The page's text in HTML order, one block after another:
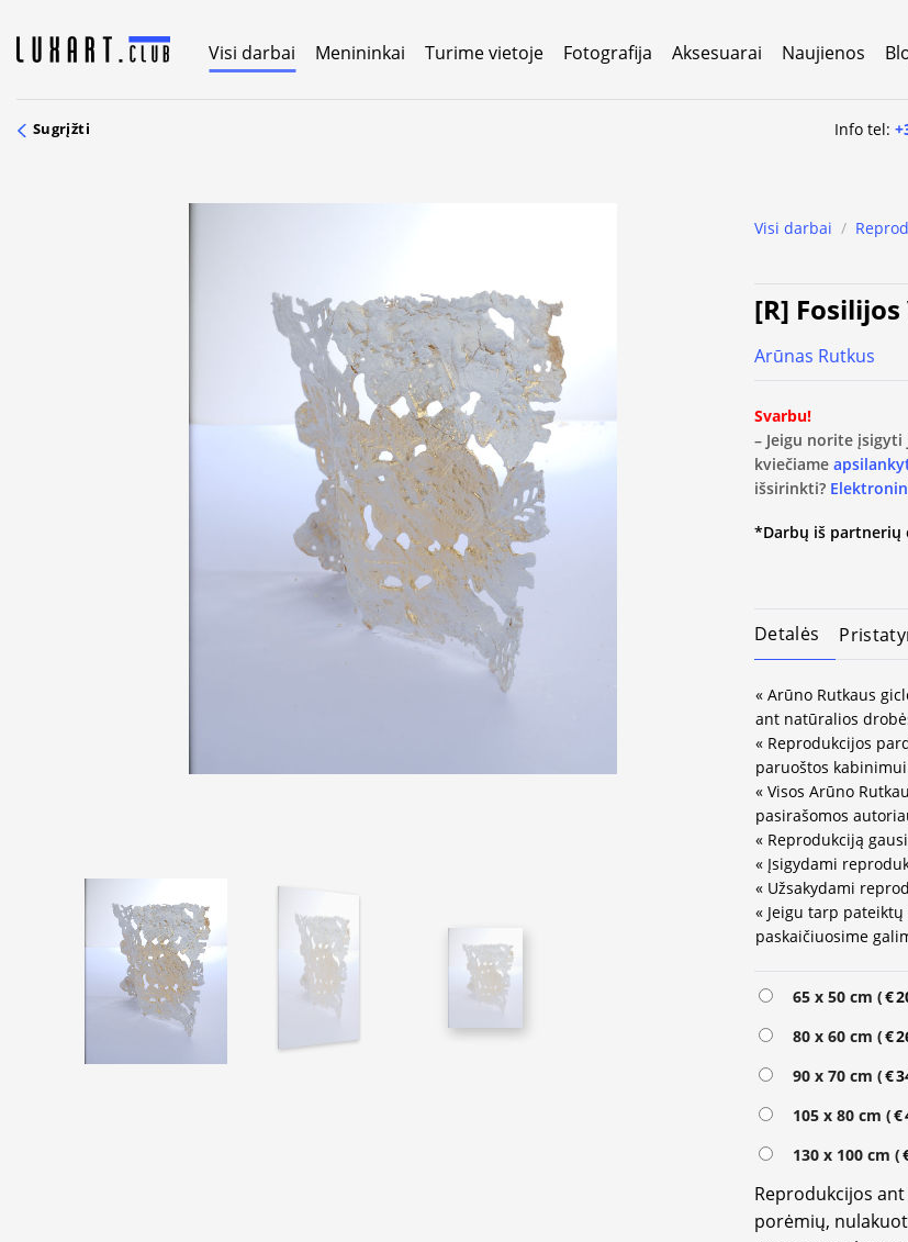
content
Visi darbai Menininkai Turime vietoje Fotografija Aksesuarai Naujienos
Sugrįžti Info tel:
Visi darbai /
[R] Fosilijos
Arūnas Rutkus
Svarbu!
– Jeigu norite
kviečiame
išsirinkti?
*Darbų iš partnerių
Detalės
« Arūno Rutkaus
ant natūralios
« Reprodukcijos
paruoštos
« Visos Arūno
pasirašomos
« Reprodukciją
« Įsigydami
« Užsakydami
« Jeigu tarp
paskaičiuosime
65 x 50 cm (€
80 x 60 cm (€
90 x 70 cm (€
105 x 80 cm (€
130 x 100 cm (
Reprodukcijos
porėmių,